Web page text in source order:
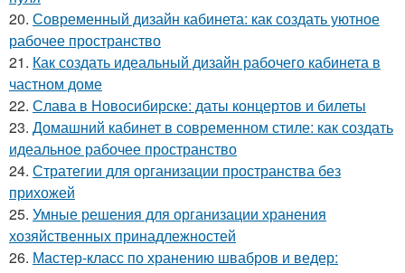
20. Современный дизайн кабинета: как создать уютное
рабочее пространство
21. Как создать идеальный дизайн рабочего кабинета в
частном доме
22. Слава в Новосибирске: даты концертов и билеты
23. Домашний кабинет в современном стиле: как создать
идеальное рабочее пространство
24. Стратегии для организации пространства без
прихожей
25. Умные решения для организации хранения
хозяйственных принадлежностей
26. Мастер-класс по хранению швабров и ведер: